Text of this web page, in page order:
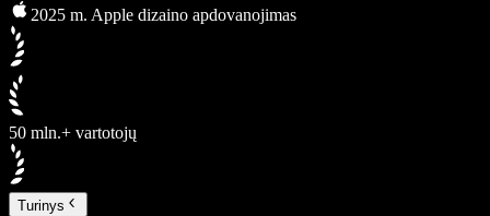
2025 m. Apple dizaino apdovanojimas
50 mln.+ vartotojų
Turinys